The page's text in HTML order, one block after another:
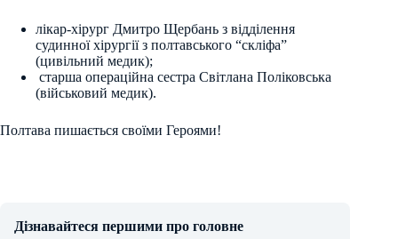
лікар-хірург Дмитро Щербань з відділення
судинної хірургії з полтавського “скліфа”
(цивільний медик);
старша операційна сестра Світлана Поліковська
(військовий медик).
Полтава пишається своїми Героями!
Дізнавайтеся першими про головне